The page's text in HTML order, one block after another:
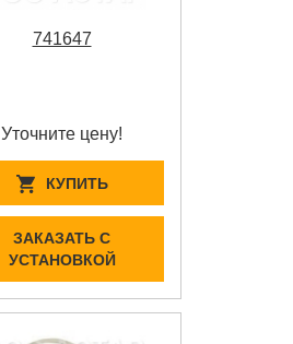
741647
Уточните цену!
КУПИТЬ
ЗАКАЗАТЬ С
УСТАНОВКОЙ